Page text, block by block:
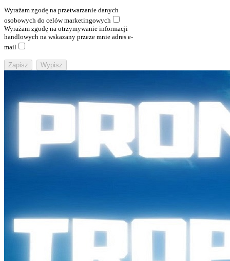
Wyrażam zgodę na przetwarzanie danych
osobowych do celów marketingowych
Wyrażam zgodę na otrzymywanie informacji
handlowych na wskazany przeze mnie adres e-
mail